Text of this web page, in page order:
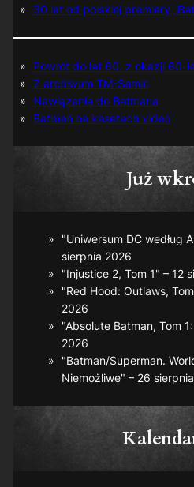
30 lat od polskiej premiery
Powrót do lat 60. z okazji 60-
Z archiwum TM-Semic
Nawiązania do Batmana
Batman na kasetach video
Już
"Uniwersum DC według
sierpnia 2026
"Injustice 2, Tom 1" – 12
"Red Hood: Outlaws,
2026
"Absolute Batman, Tom
2026
"Batman/Superman.
Niemożliwe" – 26